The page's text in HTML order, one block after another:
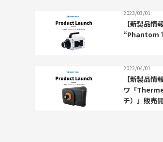
2023/03/01
【新製品
“Phantom
2022/04/01
【新製品情
ワ「
チ）」販売